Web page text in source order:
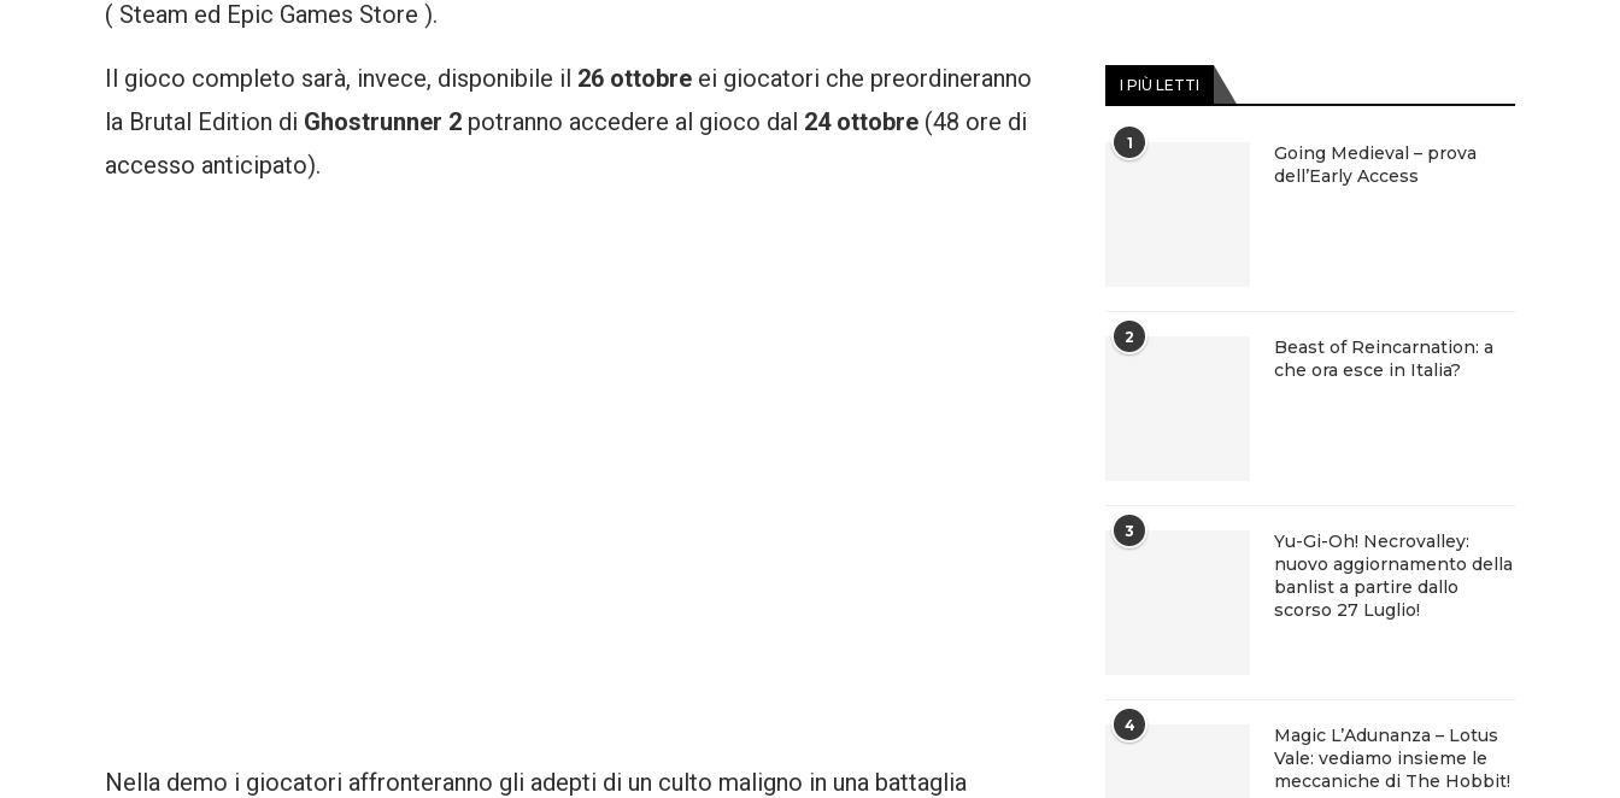
( Steam ed Epic Games Store ).
Il gioco completo sarà, invece, disponibile il 26 ottobre ei giocatori che preordineranno
la Brutal Edition di Ghostrunner 2 potranno accedere al gioco dal 24 ottobre (48 ore di
accesso anticipato).
Nella demo i giocatori affronteranno gli adepti di un culto maligno in una battaglia
I PIÙ LETTI
1
Going Medieval – prova
dell’Early Access
2
Beast of Reincarnation: a
che ora esce in Italia?
3
Yu-Gi-Oh! Necrovalley:
nuovo aggiornamento della
banlist a partire dallo
scorso 27 Luglio!
4
Magic L’Adunanza – Lotus
Vale: vediamo insieme le
meccaniche di The Hobbit!